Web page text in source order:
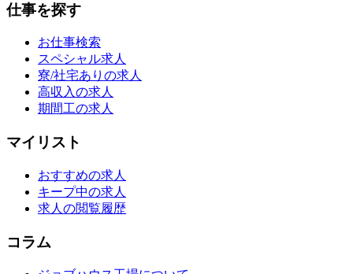
仕事を探す
お仕事検索
スペシャル求人
寮/社宅ありの求人
高収入の求人
期間工の求人
マイリスト
おすすめの求人
キープ中の求人
求人の閲覧履歴
コラム